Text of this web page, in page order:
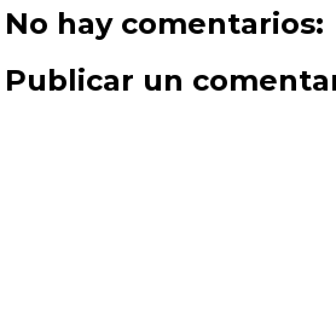
No hay comentarios:
Publicar un